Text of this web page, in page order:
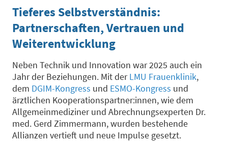
Tieferes Selbstverständnis:
Partnerschaften, Vertrauen und
Weiterentwicklung
Neben Technik und Innovation war 2025 auch ein
Jahr der Beziehungen. Mit derLMU Frauenklinik,
dem DGIM-Kongress und ESMO-Kongress und
ärztlichen Kooperationspartner:innen, wie dem
Allgemeinmediziner und Abrechnungsexperten Dr.
med. Gerd Zimmermann, wurden bestehende
Allianzen vertieft und neue Impulse gesetzt.